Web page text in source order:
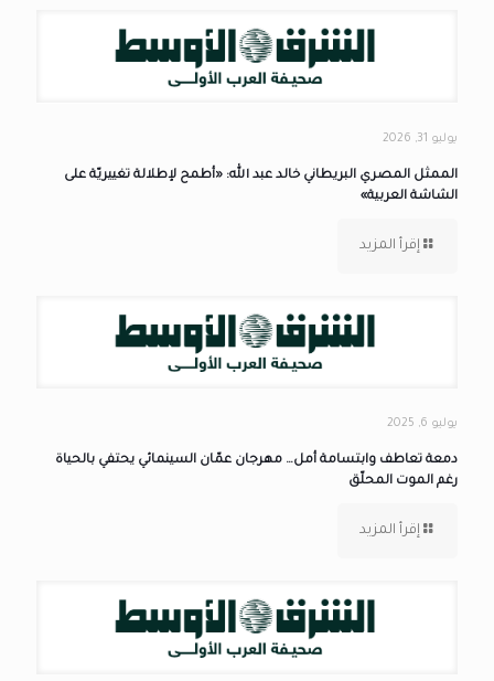
يوليو 31, 2026
الممثل المصري البريطاني خالد عبد الله: «أطمح لإطلالة تغييريّة على
الشاشة العربية»
إقرأ المزيد
يوليو 6, 2025
دمعة تعاطف وابتسامة أمل… مهرجان عمّان السينمائي يحتفي بالحياة
رغم الموت المحلّق
إقرأ المزيد